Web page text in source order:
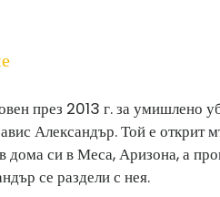
през 2013 г. за умишлено
Александър. Той е открит
си в Меса, Аризона, а
се раздели с нея.